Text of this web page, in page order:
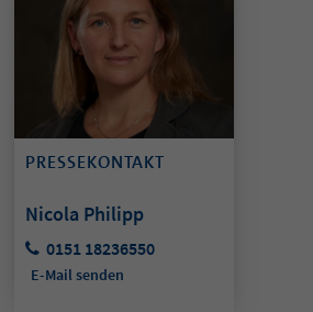
PRESSEKONTAKT
Nicola Philipp
0151 18236550
E-Mail senden